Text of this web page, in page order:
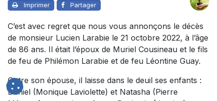
Imprimer Partager
C’est avec regret que nous vous annonçons le décès
de monsieur Lucien Larabie le 21 octobre 2022, à l’âge
de 86 ans. Il était l’époux de Muriel Cousineau et le fils
de feu de Philémon Larabie et de feu Léontine Guay.
Outre son épouse, il laisse dans le deuil ses enfants :
Daniel (Monique Laviolette) et Natasha (Pierre